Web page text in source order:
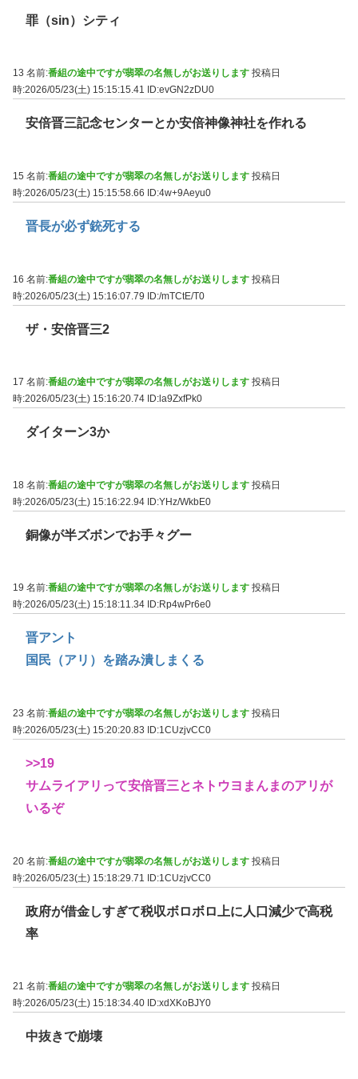
罪（sin）シティ
13 名前:番組の途中ですが翡翠の名無しがお送りします 投稿日
時:2026/05/23(土) 15:15:15.41
ID:evGN2zDU0
安倍晋三記念センターとか安倍神像神社を作れる
15 名前:番組の途中ですが翡翠の名無しがお送りします 投稿日
時:2026/05/23(土) 15:15:58.66
ID:4w+9Aeyu0
晋長が必ず銃死する
16 名前:番組の途中ですが翡翠の名無しがお送りします 投稿日
時:2026/05/23(土) 15:16:07.79 ID:/mTCtE/T0
ザ・安倍晋三2
17 名前:番組の途中ですが翡翠の名無しがお送りします 投稿日
時:2026/05/23(土) 15:16:20.74 ID:la9ZxfPk0
ダイターン3か
18 名前:番組の途中ですが翡翠の名無しがお送りします 投稿日
時:2026/05/23(土) 15:16:22.94 ID:YHz/WkbE0
銅像が半ズボンでお手々グー
19 名前:番組の途中ですが翡翠の名無しがお送りします 投稿日
時:2026/05/23(土) 15:18:11.34 ID:Rp4wPr6e0
晋アント
国民（アリ）を踏み潰しまくる
23 名前:番組の途中ですが翡翠の名無しがお送りします 投稿日
時:2026/05/23(土) 15:20:20.83
ID:1CUzjvCC0
>>19
サムライアリって安倍晋三とネトウヨまんまのアリが
いるぞ
20 名前:番組の途中ですが翡翠の名無しがお送りします 投稿日
時:2026/05/23(土) 15:18:29.71 ID:1CUzjvCC0
政府が借金しすぎて税収ボロボロ上に人口減少で高税
率
21 名前:番組の途中ですが翡翠の名無しがお送りします 投稿日
時:2026/05/23(土) 15:18:34.40 ID:xdXKoBJY0
中抜きで崩壊